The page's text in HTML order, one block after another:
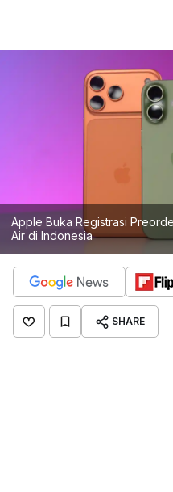
Apple Buka Registrasi
Air di Indonesia
SHARE